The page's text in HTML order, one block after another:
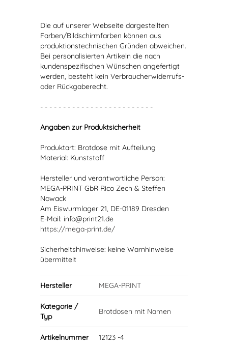
Die auf unserer Webseite dargestellten
Farben/Bildschirmfarben können aus
produktionstechnischen Gründen abweichen.
Bei personalisierten Artikeln die nach
kundenspezifischen Wünschen angefertigt
werden, besteht kein Verbraucherwiderrufs-
oder Rückgaberecht.
- - - - - - - - - - - - - - - - - - - - - - - - -
Angaben zur Produktsicherheit
Produktart: Brotdose mit Aufteilung
Material: Kunststoff
Hersteller und verantwortliche Person:
MEGA-PRINT GbR Rico Zech & Steffen
Nowack
Am Eiswurmlager 21, DE-01189 Dresden
E-Mail: info@print21.de
https://mega-print.de/
Sicherheitshinweise: keine Warnhinweise
übermittelt
Hersteller MEGA-PRINT
Kategorie /
Typ
Brotdosen mit Namen
Artikelnummer 12123 -4